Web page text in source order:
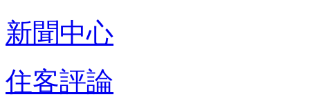
新聞中心
住客評論